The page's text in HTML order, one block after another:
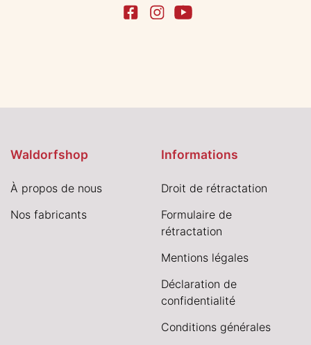
Waldorfshop
À propos de nous
Nos fabricants
Informations
Droit de rétractation
Formulaire de
rétractation
Mentions légales
Déclaration de
confidentialité
Conditions générales